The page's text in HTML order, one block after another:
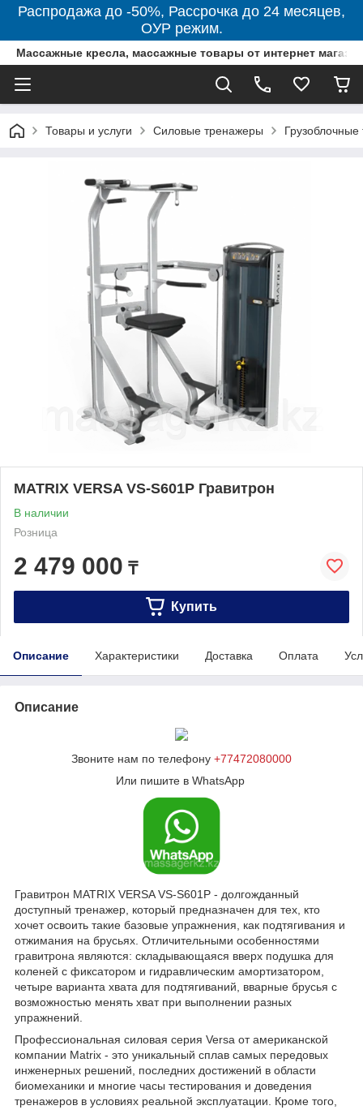
Распродажа до -50%, Рассрочка до 24 месяцев,
ОУР режим.
Массажные кресла, массажные товары от интернет
Товары и услуги Силовые тренажеры
MATRIX VERSA VS-S601P Гравитрон
В наличии
Розница
2 479 000 ₸
Купить
Описание Характеристики Доставка Оплата
Описание
Звоните нам по телефону +77472080000
Или пишите в WhatsApp
Гравитрон MATRIX VERSA VS-S601P - долгожданный
доступный тренажер, который предназначен для тех, кто
хочет освоить такие базовые упражнения, как подтягивания и
отжимания на брусьях. Отличительными особенностями
гравитрона являются: складывающаяся вверх подушка для
коленей с фиксатором и гидравлическим амортизатором,
четыре варианта хвата для подтягиваний, вварные брусья с
возможностью менять хват при выполнении разных
упражнений.
Профессиональная силовая серия Versa от американской
компании Matrix - это уникальный сплав самых передовых
инженерных решений, последних достижений в области
биомеханики и многие часы тестирования и доведения
тренажеров в условиях реальной эксплуатации. Кроме того,